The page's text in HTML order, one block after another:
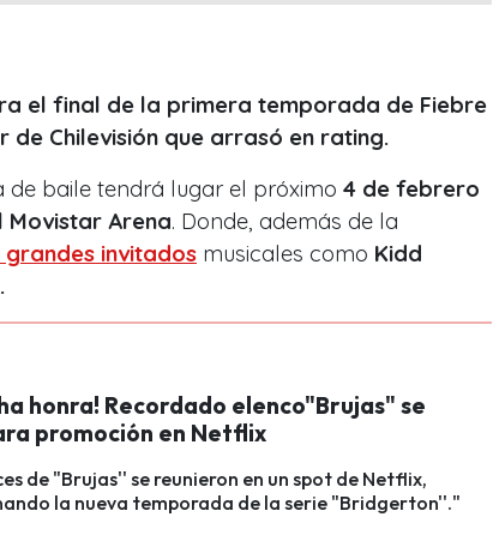
el final de la primera temporada de Fiebre
de Chilevisión que arrasó en rating.
baile tendrá lugar el próximo 4 de febrero
Movistar Arena. Donde, además de la
invitados musicales como Kidd
honra! Recordado elenco"Brujas" se
promoción en Netflix
de "Brujas'' se reunieron en un spot de Netflix,
la nueva temporada de la serie "Bridgerton''."